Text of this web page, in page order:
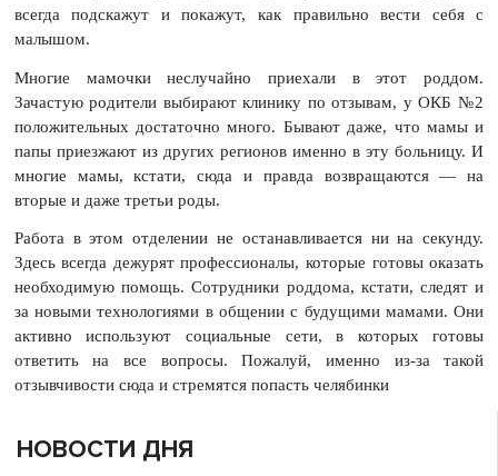
всегда подскажут и покажут, как правильно вести себя с
малышом.
Многие мамочки неслучайно приехали в этот роддом.
Зачастую родители выбирают клинику по отзывам, у ОКБ №2
положительных достаточно много. Бывают даже, что мамы и
папы приезжают из других регионов именно в эту больницу. И
многие мамы, кстати, сюда и правда возвращаются — на
вторые и даже третьи роды.
Работа в этом отделении не останавливается ни на секунду.
Здесь всегда дежурят профессионалы, которые готовы оказать
необходимую помощь. Сотрудники роддома, кстати, следят и
за новыми технологиями в общении с будущими мамами. Они
активно используют социальные сети, в которых готовы
ответить на все вопросы. Пожалуй, именно из-за такой
отзывчивости сюда и стремятся попасть челябинки
НОВОСТИ ДНЯ